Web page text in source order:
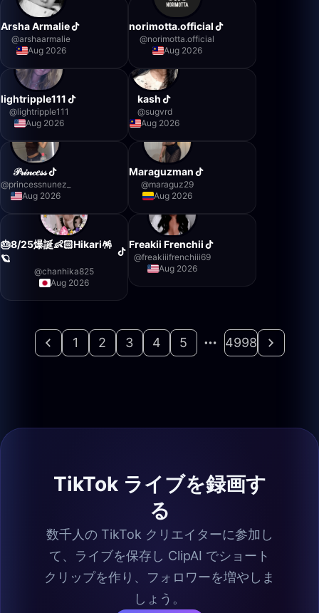
Arsha Armalie
@arshaarmalie
Aug 2026
norimotta.official
@norimotta.official
Aug 2026
lightripple111
@lightripple111
Aug 2026
kash
@sugvrd
Aug 2026
𝒫𝓇𝒾𝓃𝒸𝑒𝓈𝓈
@princessnunez_
Aug 2026
Maraguzman
@maraguz29
Aug 2026
🎂8/25爆誕👶🏻Hikari🪅
🪐
@chanhika825
Aug 2026
Freakii Frenchii
@freakiiifrenchiii69
Aug 2026
1 2 3 4 5 4998
TikTok ライブを録画す
る
数千人の TikTok クリエイターに参加し
て、ライブを保存し ClipAI でショート
クリップを作り、フォロワーを増やしま
しょう。